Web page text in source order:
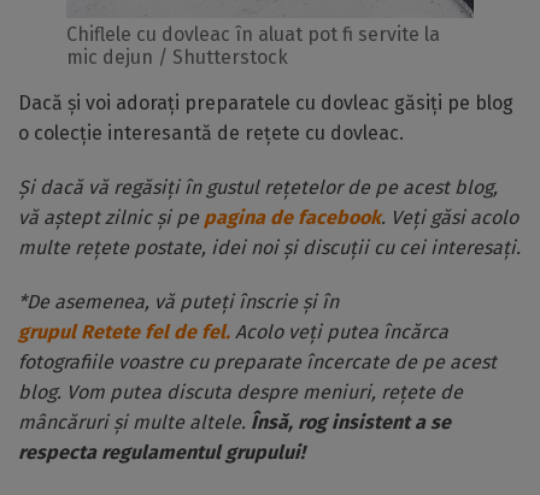
Chiflele cu dovleac în aluat pot fi servite la
mic dejun / Shutterstock
Dacă și voi adorați preparatele cu dovleac găsiți pe blog
o colecție interesantă de rețete cu dovleac.
Și dacă vă regăsiți în gustul rețetelor de pe acest blog,
vă aștept zilnic și pe pagina de facebook. Veți găsi acolo
multe rețete postate, idei noi și discuții cu cei interesați.
*De asemenea, vă puteți înscrie și în
grupul Retete fel de fel. Acolo veți putea încărca
fotografiile voastre cu preparate încercate de pe acest
blog. Vom putea discuta despre meniuri, rețete de
mâncăruri și multe altele. Însă, rog insistent a se
respecta regulamentul grupului!